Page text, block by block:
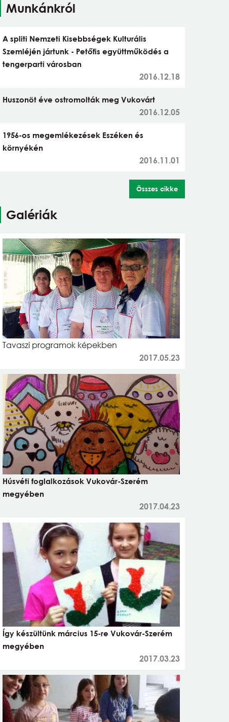
Munkánkról
A spliti Nemzeti Kisebbségek Kulturális
Szemléjén jártunk - Petőfis együttműködés a
tengerparti városban
2016.12.18
Huszonöt éve ostromolták meg Vukovárt
2016.12.05
1956-os megemlékezések Eszéken és
környékén
2016.11.01
Összes cikke
Galériák
Tavaszi programok képekben
2017.05.23
Húsvéti foglalkozások Vukovár-Szerém
megyében
2017.04.23
Így készültünk március 15-re Vukovár-Szerém
megyében
2017.03.23